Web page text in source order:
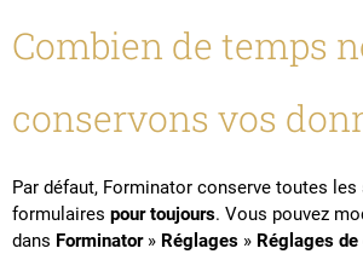
Combien de temps
conservons vos
Par défaut, Forminator conserve toutes
formulaires pour toujours. Vous pouvez
dans Forminator » Réglages » Réglages